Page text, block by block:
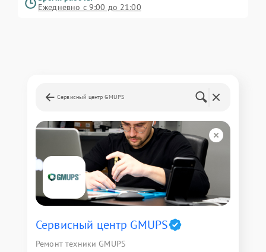
Ежедневно с 9:00 до 21:00
Сервисный центр GMUPS
Сервисный центр GMUPS
Ремонт техники GMUPS